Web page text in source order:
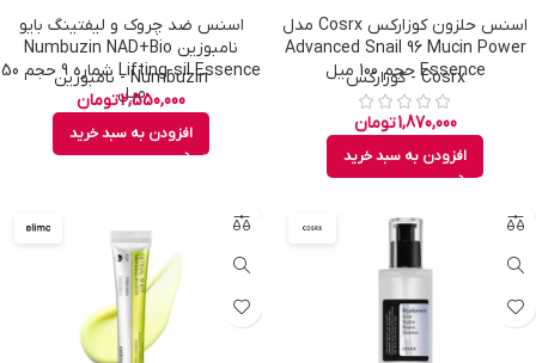
اسنس حلزون کوزارکس Cosrx مدل
Advanced Snail 96 Mucin Power
Essence حجم 100 میل
Cosrx - کوزارکس
1,870,000تومان
افزودن به سبد خرید
اسنس ضد چروک و لیفتینگ بایو
نامبوزین Numbuzin NAD+Bio
Lifting-sil Essence شماره 9 حجم 50
میل
Numbuzin - نامبوزین
2,550,000تومان
افزودن به سبد خرید